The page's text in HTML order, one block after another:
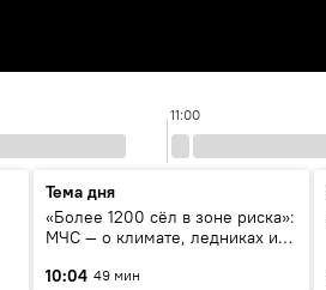
11:00
Тема дня
«Более 1200 сёл в зоне риска»:
МЧС — о климате, ледниках и
населения
10:04 49 мин